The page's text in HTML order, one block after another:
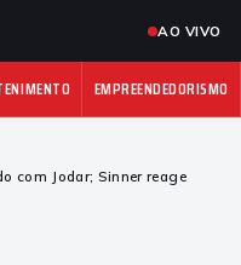
AO VIVO
EMPREENDEDORISMO
com Jodar; Sinner reage